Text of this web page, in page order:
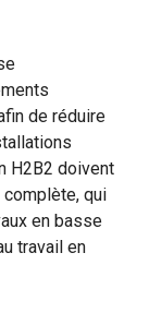
de réduire
H2B2 doivent
complète, qui
en basse
travail en